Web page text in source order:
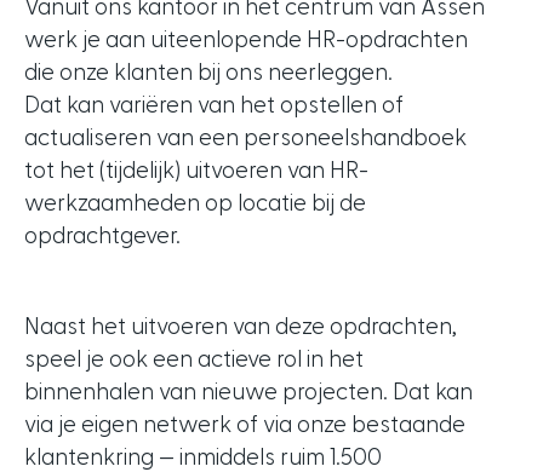
Vanuit ons kantoor in het centrum van Assen
werk je aan uiteenlopende HR-opdrachten
die onze klanten bij ons neerleggen.
Dat kan variëren van het opstellen of
actualiseren van een personeelshandboek
tot het (tijdelijk) uitvoeren van HR-
werkzaamheden op locatie bij de
opdrachtgever.
Naast het uitvoeren van deze opdrachten,
speel je ook een actieve rol in het
binnenhalen van nieuwe projecten. Dat kan
via je eigen netwerk of via onze bestaande
klantenkring — inmiddels ruim 1.500